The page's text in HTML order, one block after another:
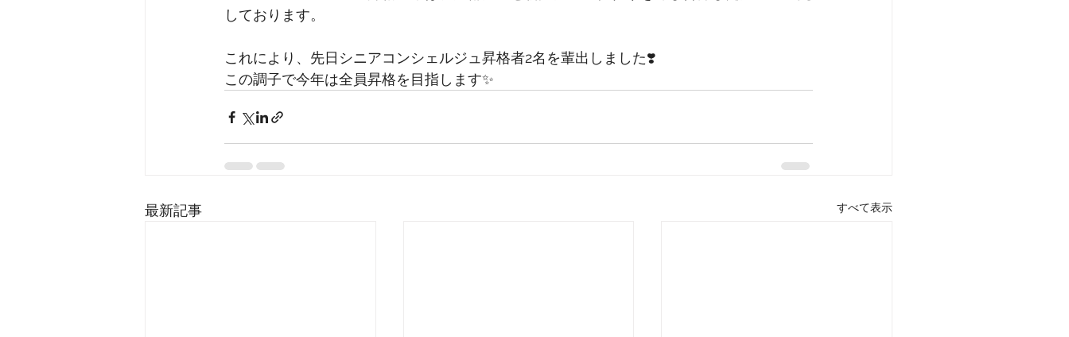
しております。
これにより、先日シニアコンシェルジュ昇格者2名を輩出しました❣️
この調子で今年は全員昇格を目指します✨
最新記事 すべて表示